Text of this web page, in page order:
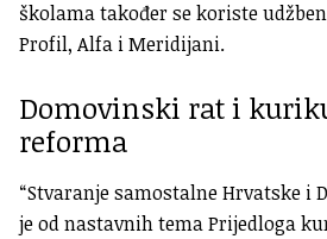
školama također se koriste
Profil, Alfa i Meridijani.
Domovinski rat i
reforma
“Stvaranje samostalne Hrvatske i
je od nastavnih tema Prijedloga